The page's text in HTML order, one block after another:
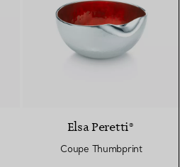
Elsa Peretti®
Coupe Thumbprint